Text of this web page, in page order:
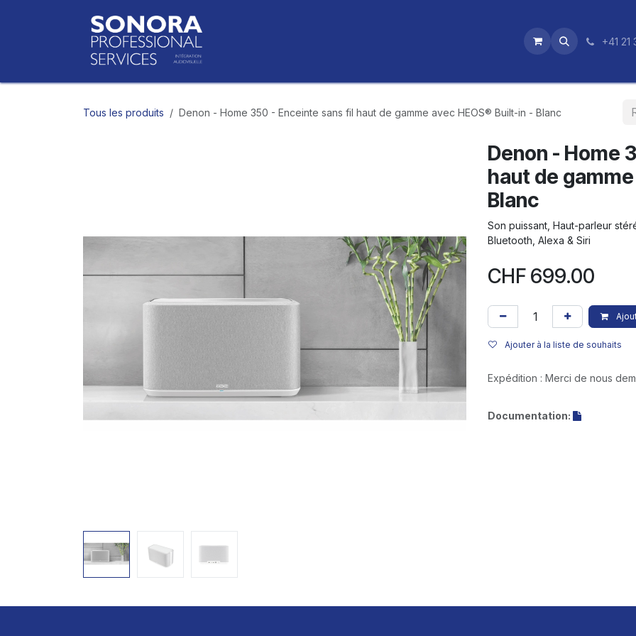
+41 21
Tous les produits Denon - Home 350 - Enceinte sans fil haut de gamme avec HEOS® Built-in - Blanc
Denon - Home
haut de
Blanc
Son puissant, Haut-parleur
Bluetooth, Alexa & Siri
CHF 699.00
Ajouter à la liste de souhaits
Expédition : Merci de nous
Documentation: